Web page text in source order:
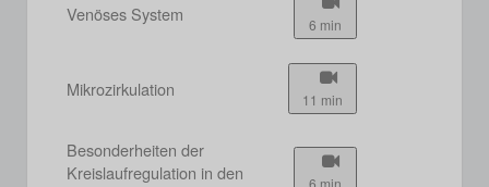
Venöses System 6 min
Mikrozirkulation 11 min
Besonderheiten der
Kreislaufregulation in den
6 min